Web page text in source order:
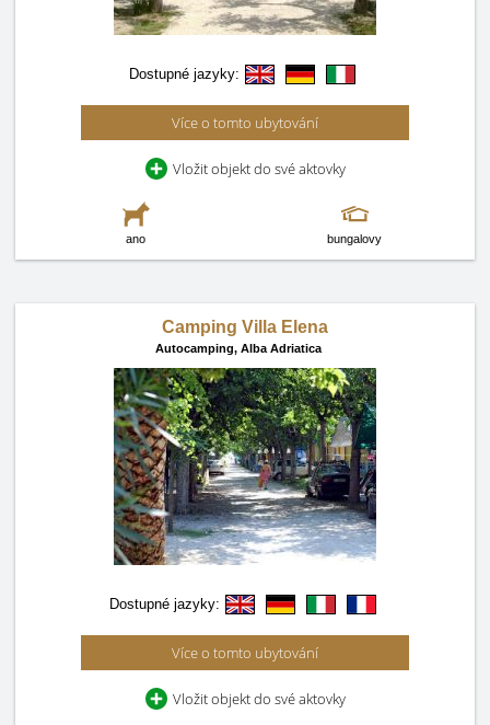
Dostupné jazyky:
Více o tomto ubytování
Vložit objekt do své aktovky
ano bungalovy
Camping Villa Elena
Autocamping, Alba Adriatica
Dostupné jazyky:
Více o tomto ubytování
Vložit objekt do své aktovky